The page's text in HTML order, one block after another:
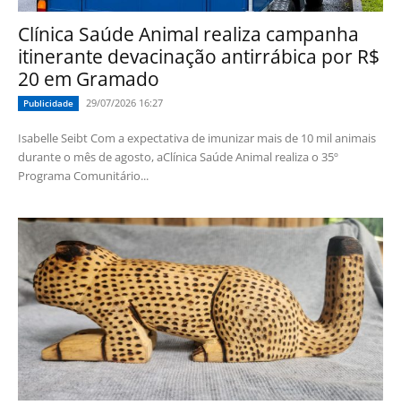
Clínica Saúde Animal realiza campanha
itinerante devacinação antirrábica por R$
20 em Gramado
Publicidade 29/07/2026 16:27
Isabelle Seibt Com a expectativa de imunizar mais de 10 mil animais
durante o mês de agosto, aClínica Saúde Animal realiza o 35º
Programa Comunitário...